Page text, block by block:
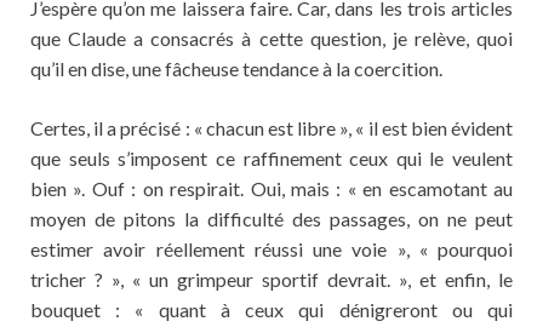
J’espère qu’on me laissera faire. Car, dans les trois articles
que Claude a consacrés à cette question, je relève, quoi
qu’il en dise, une fâcheuse tendance à la coercition.
Certes, il a précisé : « chacun est libre », « il est bien évident
que seuls s’imposent ce raffinement ceux qui le veulent
bien ». Ouf : on respirait. Oui, mais : « en escamotant au
moyen de pitons la difficulté des passages, on ne peut
estimer avoir réellement réussi une voie », « pourquoi
tricher ? », « un grimpeur sportif devrait. », et enfin, le
bouquet : « quant à ceux qui dénigreront ou qui